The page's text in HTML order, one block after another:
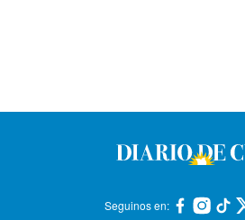
Seguinos en: